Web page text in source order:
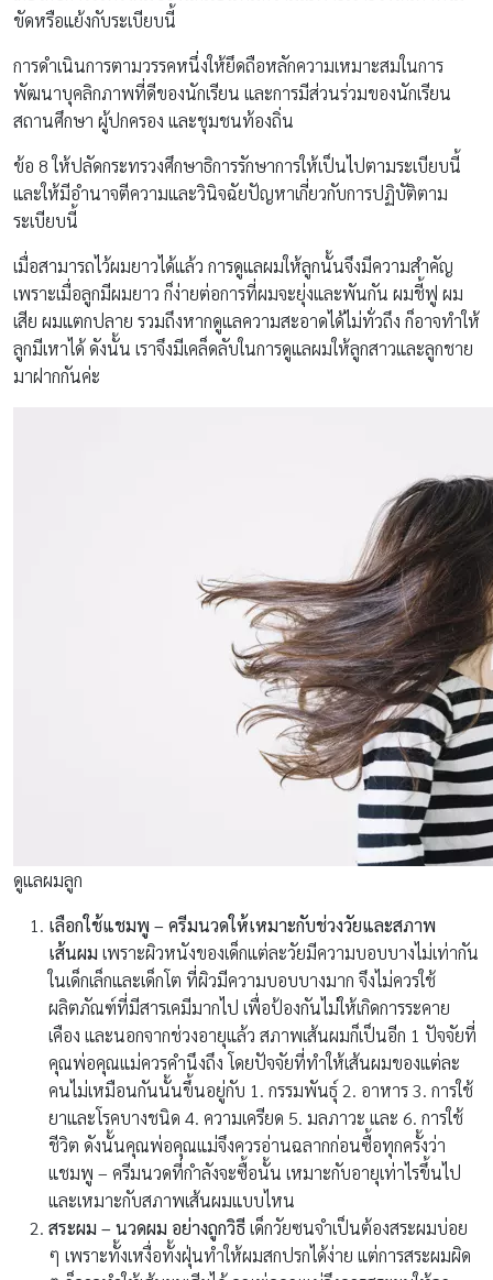
ขัดหรือแย้งกับระเบียบนี้
การดำเนินการตามวรรคหนึ่งให้ยึดถือหลักความเหมาะสมในการ
พัฒนาบุคลิกภาพที่ดีของนักเรียน และการมีส่วนร่วมของนักเรียน
สถานศึกษา ผู้ปกครอง และชุมชนท้องถิ่น
ข้อ 8 ให้ปลัดกระทรวงศึกษาธิการรักษาการให้เป็นไปตามระเบียบนี้
และให้มีอำนาจตีความและวินิจฉัยปัญหาเกี่ยวกับการปฏิบัติตาม
ระเบียบนี้
เมื่อสามารถไว้ผมยาวได้แล้ว การดูแลผมให้ลูกนั้นจึงมีความสำคัญ
เพราะเมื่อลูกมีผมยาว ก็ง่ายต่อการที่ผมจะยุ่งและพันกัน ผมชี้ฟู ผม
เสีย ผมแตกปลาย รวมถึงหากดูแลความสะอาดได้ไม่ทั่วถึง ก็อาจทำให้
ลูกมีเหาได้ ดังนั้น เราจึงมีเคล็ดลับในการดูแลผมให้ลูกสาวและลูกชาย
มาฝากกันค่ะ
ดูแลผมลูก
เลือกใช้แชมพู – ครีมนวดให้เหมาะกับช่วงวัยและสภาพ
เส้นผม เพราะผิวหนังของเด็กแต่ละวัยมีความบอบบางไม่เท่ากัน
ในเด็กเล็กและเด็กโต ที่ผิวมีความบอบบางมาก จึงไม่ควรใช้
ผลิตภัณฑ์ที่มีสารเคมีมากไป เพื่อป้องกันไม่ให้เกิดการระคาย
เคือง และนอกจากช่วงอายุแล้ว สภาพเส้นผมก็เป็นอีก 1 ปัจจัยที่
คุณพ่อคุณแม่ควรคำนึงถึง โดยปัจจัยที่ทำให้เส้นผมของแต่ละ
คนไม่เหมือนกันนั้นขึ้นอยู่กับ 1. กรรมพันธุ์ 2. อาหาร 3. การใช้
ยาและโรคบางชนิด 4. ความเครียด 5. มลภาวะ และ 6. การใช้
ชีวิต ดังนั้นคุณพ่อคุณแม่จึงควรอ่านฉลากก่อนซื้อทุกครั้งว่า
แชมพู – ครีมนวดที่กำลังจะซื้อนั้น เหมาะกับอายุเท่าไรขึ้นไป
และเหมาะกับสภาพเส้นผมแบบไหน
สระผม – นวดผม อย่างถูกวิธีเด็กวัยซนจำเป็นต้องสระผมบ่อย
ๆ เพราะทั้งเหงื่อทั้งฝุ่นทำให้ผมสกปรกได้ง่าย แต่การสระผมผิด